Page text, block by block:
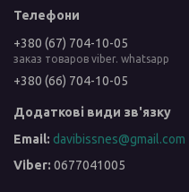
+380 (67) 704-10-05
заказ товаров viber. whatsapp
+380 (66) 704-10-05
davibissnes@gmail.com
0677041005